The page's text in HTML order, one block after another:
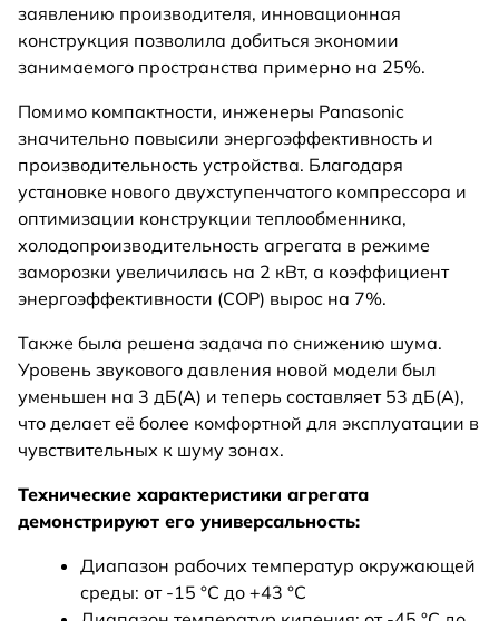
заявлению производителя, инновационная
конструкция позволила добиться экономии
занимаемого пространства примерно на 25%.
Помимо компактности, инженеры Panasonic
значительно повысили энергоэффективность и
производительность устройства. Благодаря
установке нового двухступенчатого компрессора и
оптимизации конструкции теплообменника,
холодопроизводительность агрегата в режиме
заморозки увеличилась на 2 кВт, а коэффициент
энергоэффективности (COP) вырос на 7%.
Также была решена задача по снижению шума.
Уровень звукового давления новой модели был
уменьшен на 3 дБ(А) и теперь составляет 53 дБ(А),
что делает её более комфортной для эксплуатации в
чувствительных к шуму зонах.
Технические характеристики агрегата
демонстрируют его универсальность:
Диапазон рабочих температур окружающей
среды: от -15 °C до +43 °C